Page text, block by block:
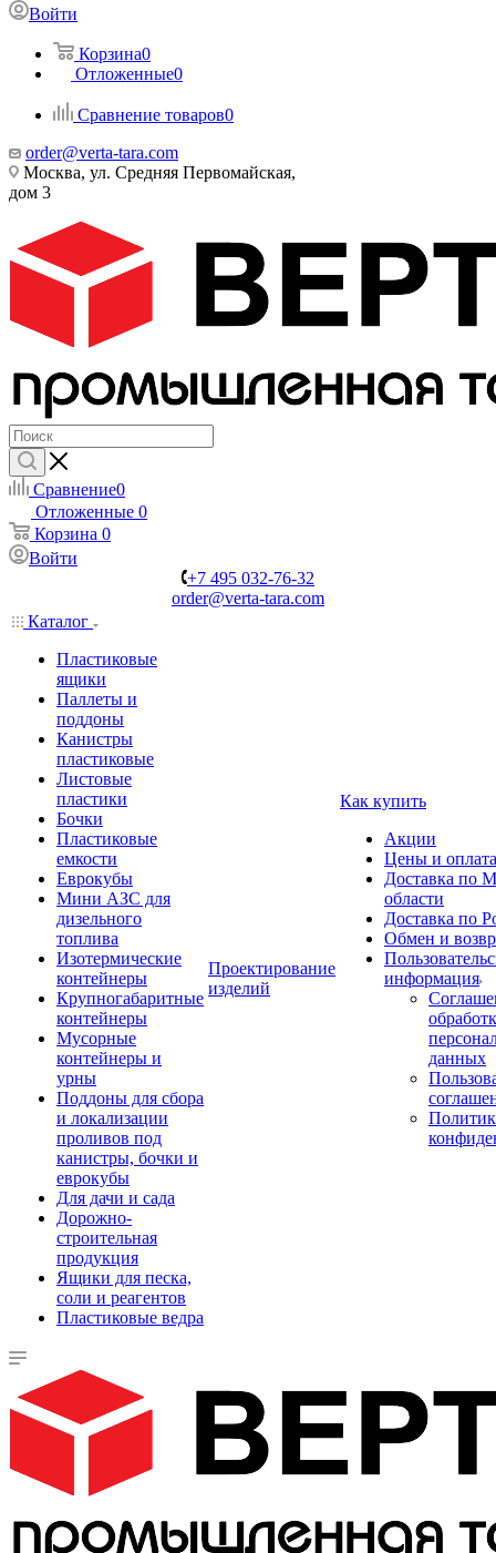
Войти
Корзина0
Отложенные0
Сравнение товаров0
order@verta-tara.com
Москва, ул. Средняя Первомайская,
дом 3
Сравнение0
Отложенные 0
Корзина 0
Войти
+7 495 032-76-32
order@verta-tara.com
Каталог
Пластиковые
ящики
Паллеты и
поддоны
Канистры
пластиковые
Листовые
пластики
Бочки
Пластиковые
емкости
Еврокубы
Мини АЗС для
дизельного
топлива
Изотермические
контейнеры
Крупногабаритные
контейнеры
Мусорные
контейнеры и
урны
Поддоны для сбора
и локализации
проливов под
канистры, бочки и
еврокубы
Для дачи и сада
Дорожно-
строительная
продукция
Ящики для песка,
соли и реагентов
Пластиковые ведра
Проектирование
изделий
Как купить
Акции
Цены и оплата
Доставка по
области
Доставка по
Обмен и
информация
данных